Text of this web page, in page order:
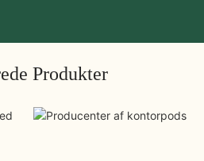
Produkter